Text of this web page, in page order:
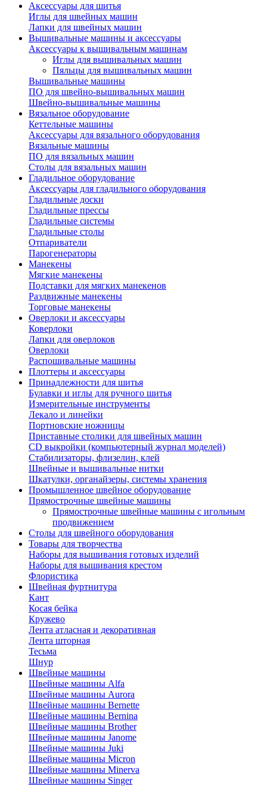
Аксессуары для шитья
Иглы для швейных машин
Лапки для швейных машин
Вышивальные машины и аксессуары
Аксессуары к вышивальным машинам
Иглы для вышивальных машин
Пяльцы для вышивальных машин
Вышивальные машины
ПО для швейно-вышивальных машин
Швейно-вышивальные машины
Вязальное оборудование
Кеттельные машины
Аксессуары для вязального оборудования
Вязальные машины
ПО для вязальных машин
Столы для вязальных машин
Гладильное оборудование
Аксессуары для гладильного оборудования
Гладильные доски
Гладильные прессы
Гладильные системы
Гладильные столы
Отпариватели
Парогенераторы
Манекены
Мягкие манекены
Подставки для мягких манекенов
Раздвижные манекены
Торговые манекены
Оверлоки и аксессуары
Коверлоки
Лапки для оверлоков
Оверлоки
Распошивальные машины
Плоттеры и аксессуары
Принадлежности для шитья
Булавки и иглы для ручного шитья
Измерительные инструменты
Лекало и линейки
Портновские ножницы
Приставные столики для швейных машин
СD выкройки (компьютерный журнал моделей)
Стабилизаторы, флизелин, клей
Швейные и вышивальные нитки
Шкатулки, органайзеры, системы хранения
Промышленное швейное оборудование
Прямострочные швейные машины
Прямострочные швейные машины с игольным
продвижением
Столы для швейного оборудования
Товары для творчества
Наборы для вышивания готовых изделий
Наборы для вышивания крестом
Флористика
Швейная фуртнитура
Кант
Косая бейка
Кружево
Лента aтласная и декоративная
Лента шторная
Тесьма
Шнур
Швейные машины
Швейные машины Alfa
Швейные машины Aurora
Швейные машины Bernette
Швейные машины Bernina
Швейные машины Brother
Швейные машины Janome
Швейные машины Juki
Швейные машины Micron
Швейные машины Minerva
Швейные машины Singer